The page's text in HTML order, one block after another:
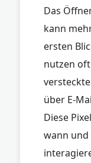
Das
kann
ersten
nutzen
über E-
Diese
wann und